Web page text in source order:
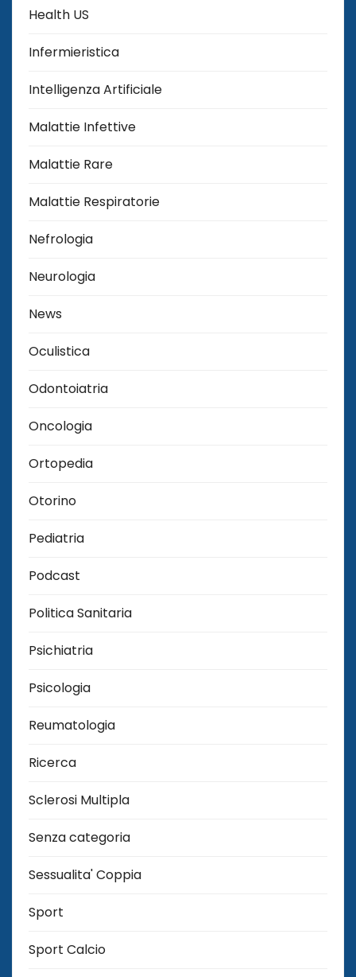
Health US
Infermieristica
Intelligenza Artificiale
Malattie Infettive
Malattie Rare
Malattie Respiratorie
Nefrologia
Neurologia
News
Oculistica
Odontoiatria
Oncologia
Ortopedia
Otorino
Pediatria
Podcast
Politica Sanitaria
Psichiatria
Psicologia
Reumatologia
Ricerca
Sclerosi Multipla
Senza categoria
Sessualita' Coppia
Sport
Sport Calcio